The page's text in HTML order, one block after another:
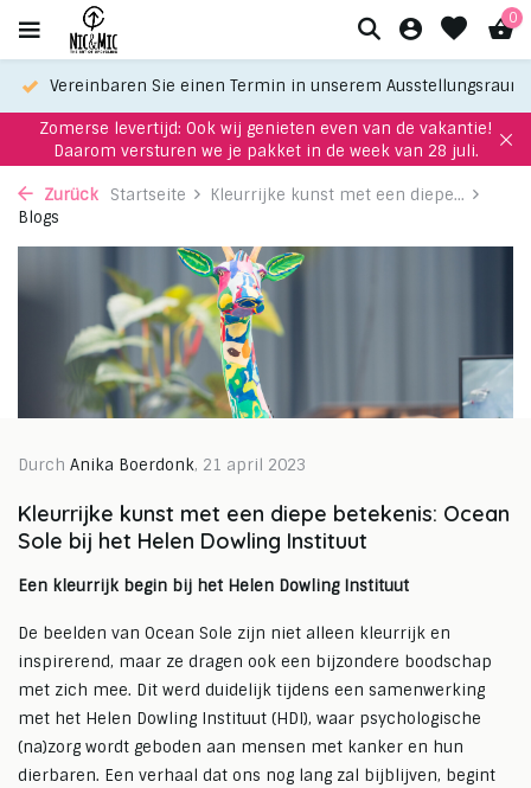
0
Vereinbaren Sie einen Termin in unserem Ausstellungsraum
Zomerse levertijd: Ook wij genieten even van de vakantie!
Daarom versturen we je pakket in de week van 28 juli.
Zurück Startseite
Kleurrijke kunst met een diepe...
Blogs
Durch Anika Boerdonk, 21 april 2023
Kleurrijke kunst met een diepe betekenis: Ocean
Sole bij het Helen Dowling Instituut
Een kleurrijk begin bij het Helen Dowling Instituut
De beelden van Ocean Sole zijn niet alleen kleurrijk en
inspirerend, maar ze dragen ook een bijzondere boodschap
met zich mee. Dit werd duidelijk tijdens een samenwerking
met het Helen Dowling Instituut (HDI), waar psychologische
(na)zorg wordt geboden aan mensen met kanker en hun
dierbaren. Een verhaal dat ons nog lang zal bijblijven, begint